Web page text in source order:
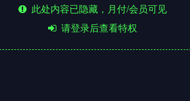
此处内容已隐藏，月付/会员可见
请登录后查看特权